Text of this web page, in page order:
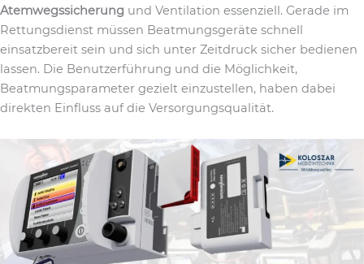
Atemwegssicherung und Ventilation essenziell. Gerade im
Rettungsdienst müssen Beatmungsgeräte schnell
einsatzbereit sein und sich unter Zeitdruck sicher bedienen
lassen. Die Benutzerführung und die Möglichkeit,
Beatmungsparameter gezielt einzustellen, haben dabei
direkten Einfluss auf die Versorgungsqualität.